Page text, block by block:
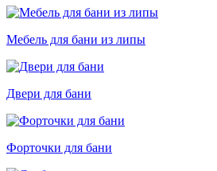
Мебель для бани из липы
Двери для бани
Форточки для бани